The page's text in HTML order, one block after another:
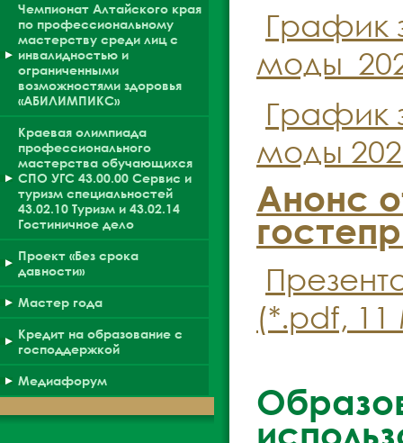
Чемпионат Алтайского края
по профессиональному
мастерству среди лиц с
инвалидностью и
ограниченными
возможностями здоровья
«АБИЛИМПИКС»
Краевая олимпиада
профессионального
мастерства обучающихся
СПО УГС 43.00.00 Сервис и
туризм специальностей
43.02.10 Туризм и 43.02.14
Гостиничное дело
Проект «Без срока
давности»
Мастер года
Кредит на образование с
господдержкой
Медиафорум
График
График
моды
Анонс
(*.pdf,